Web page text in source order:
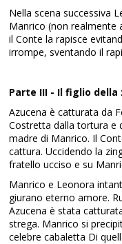
Nella scena successiva
Manrico (non realmente
il Conte la rapisce
irrompe, sventando il
Parte III - Il figlio della
Azucena è catturata da
Costretta dalla tortura e
madre di Manrico. Il
cattura. Uccidendo la
fratello ucciso e su
Manrico e Leonora
giurano eterno amore.
Azucena è stata
strega. Manrico si
celebre cabaletta Di